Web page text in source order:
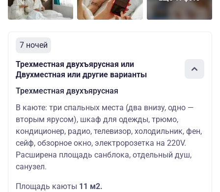
7 ночей
Трехместная двухъярусная или
Двухместная или другие варианты
Трехместная двухъярусная
В каюте: три спальных места (два внизу, одно —
вторым ярусом), шкаф для одежды, трюмо,
кондиционер, радио, телевизор, холодильник, фен,
сейф, обзорное окно, электророзетка на 220V.
Расширена площадь санблока, отдельный душ,
санузел.
Площадь каюты 11 м2.